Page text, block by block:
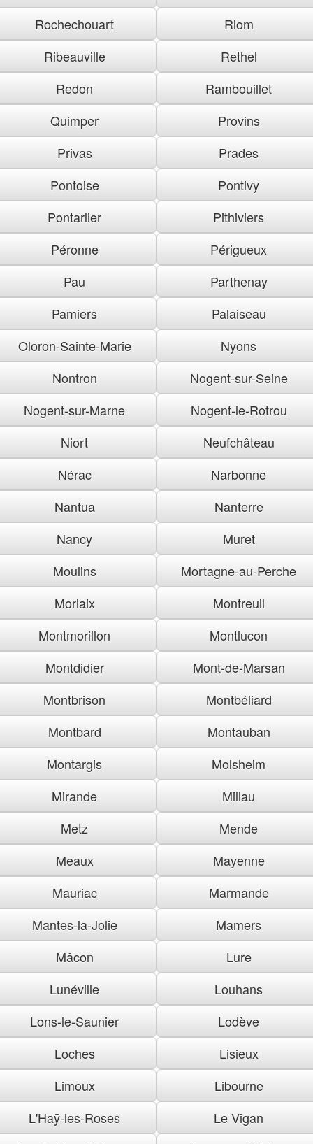
Rochechouart
Riom
Ribeauville
Rethel
Redon
Rambouillet
Quimper
Provins
Privas
Prades
Pontoise
Pontivy
Pontarlier
Pithiviers
Péronne
Périgueux
Pau
Parthenay
Pamiers
Palaiseau
Oloron-Sainte-Marie
Nyons
Nontron
Nogent-sur-Seine
Nogent-sur-Marne
Nogent-le-Rotrou
Niort
Neufchâteau
Nérac
Narbonne
Nantua
Nanterre
Nancy
Muret
Moulins
Mortagne-au-Perche
Morlaix
Montreuil
Montmorillon
Montlucon
Montdidier
Mont-de-Marsan
Montbrison
Montbéliard
Montbard
Montauban
Montargis
Molsheim
Mirande
Millau
Metz
Mende
Meaux
Mayenne
Mauriac
Marmande
Mantes-la-Jolie
Mamers
Mâcon
Lure
Lunéville
Louhans
Lons-le-Saunier
Lodève
Loches
Lisieux
Limoux
Libourne
L'Haÿ-les-Roses
Le Vigan